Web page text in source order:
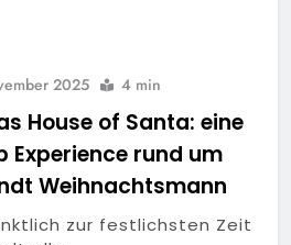
2025 4 min
House of Santa: eine
Experience rund um
Weihnachtsmann
zur festlichsten Zeit